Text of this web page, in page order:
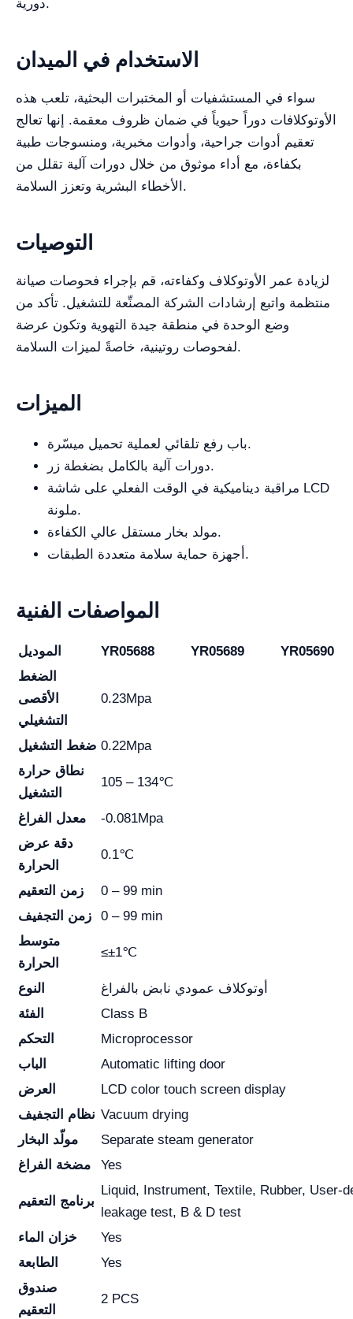
دورية.
الاستخدام في الميدان
سواء في المستشفيات أو المختبرات البحثية، تلعب هذه
الأوتوكلافات دوراً حيوياً في ضمان ظروف معقمة. إنها تعالج
تعقيم أدوات جراحية، وأدوات مخبرية، ومنسوجات طبية
بكفاءة، مع أداء موثوق من خلال دورات آلية تقلل من
الأخطاء البشرية وتعزز السلامة.
التوصيات
لزيادة عمر الأوتوكلاف وكفاءته، قم بإجراء فحوصات صيانة
منتظمة واتبع إرشادات الشركة المصنِّعة للتشغيل. تأكد من
وضع الوحدة في منطقة جيدة التهوية وتكون عرضة
لفحوصات روتينية، خاصةً لميزات السلامة.
الميزات
باب رفع تلقائي لعملية تحميل ميسّرة.
دورات آلية بالكامل بضغطة زر.
مراقبة ديناميكية في الوقت الفعلي على شاشة LCD
ملونة.
مولد بخار مستقل عالي الكفاءة.
أجهزة حماية سلامة متعددة الطبقات.
المواصفات الفنية
الموديل YR05688 YR05689
YR05690
الضغط
الأقصى
التشغيلي
0.23Mpa
ضغط التشغيل 0.22Mpa
نطاق حرارة
التشغيل
105 – 134℃
معدل الفراغ
-0.081Mpa
دقة عرض
الحرارة
0.1℃
زمن التعقيم
0 – 99 min
زمن التجفيف
0 – 99 min
متوسط
الحرارة
≤±1℃
النوع
أوتوكلاف عمودي نابض بالفراغ
الفئة
Class B
التحكم
Microprocessor
الباب
Automatic lifting door
العرض
LCD color touch screen display
نظام التجفيف Vacuum drying
مولّد البخار
Separate steam generator
مضخة الفراغ
Yes
برنامج التعقيم
Liquid, Instrument, Textile, Rubber, User-
leakage test, B & D test
خزان الماء
Yes
الطابعة
Yes
صندوق
التعقيم
2 PCS